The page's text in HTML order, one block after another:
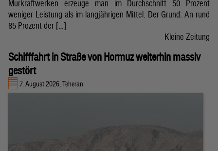
Murkraftwerken erzeuge man im Durchschnitt 50 Prozent
weniger Leistung als im langjährigen Mittel. Der Grund: An rund
85 Prozent der […]
Kleine Zeitung
Schifffahrt in Straße von Hormuz weiterhin massiv
gestört
7. August 2026, Teheran